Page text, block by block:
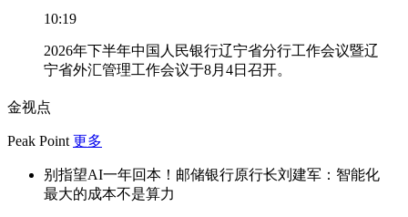
10:19
2026年下半年中国人民银行辽宁省分行工作会议暨辽
宁省外汇管理工作会议于8月4日召开。
金视点
Peak Point 更多
别指望AI一年回本！邮储银行原行长刘建军：智能化
最大的成本不是算力